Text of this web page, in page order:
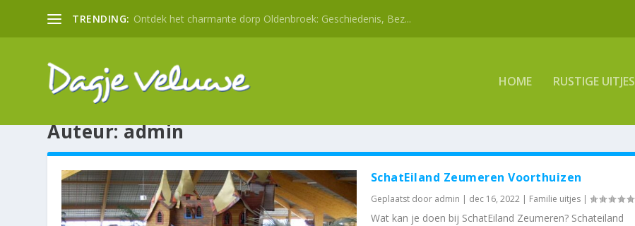
TRENDING: Ontdek het charmante dorp Oldenbroek: Geschiedenis, Bez...
HOME RUSTIGE UITJES
Auteur:admin
SchatEiland Zeumeren Voorthuizen
Geplaatst door admin | dec 16, 2022| Familie uitjes|
Wat kan je doen bij SchatEiland Zeumeren? Schateiland